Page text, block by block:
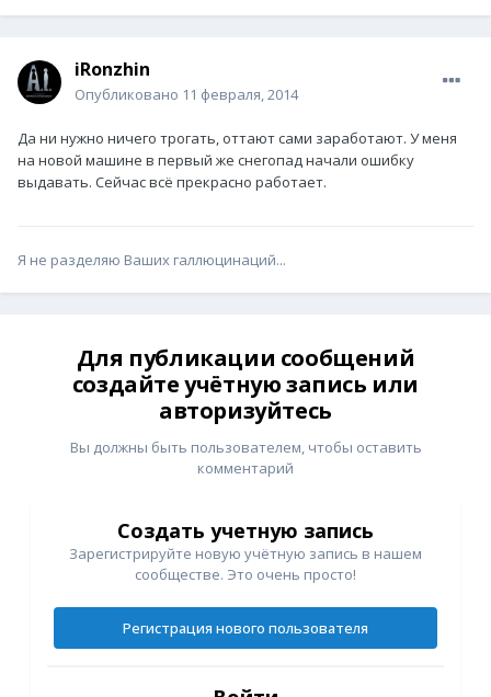
iRonzhin
Опубликовано 11 февраля, 2014
Да ни нужно ничего трогать, оттают сами заработают. У меня
на новой машине в первый же снегопад начали ошибку
выдавать. Сейчас всё прекрасно работает.
Я не разделяю Ваших галлюцинаций...
Для публикации сообщений
создайте учётную запись или
авторизуйтесь
Вы должны быть пользователем, чтобы оставить
комментарий
Создать учетную запись
Зарегистрируйте новую учётную запись в нашем
сообществе. Это очень просто!
Регистрация нового пользователя